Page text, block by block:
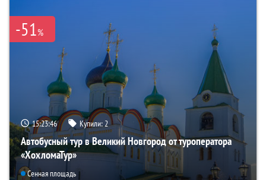
-51%
15:23:44 Купили:2
Автобусный тур в Великий Новгород от туроператора
«ХохломаТур»
Сенная площадь